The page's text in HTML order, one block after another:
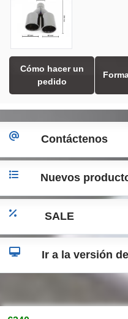
Cómo hacer un
pedido
Contáctenos
Nuevos
SALE
Ir a la versión